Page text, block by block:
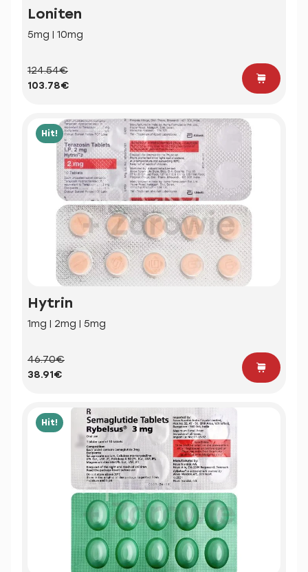
Loniten
5mg | 10mg
124.54€
103.78€
Hit!
Hytrin
1mg | 2mg | 5mg
46.70€
38.91€
Hit!